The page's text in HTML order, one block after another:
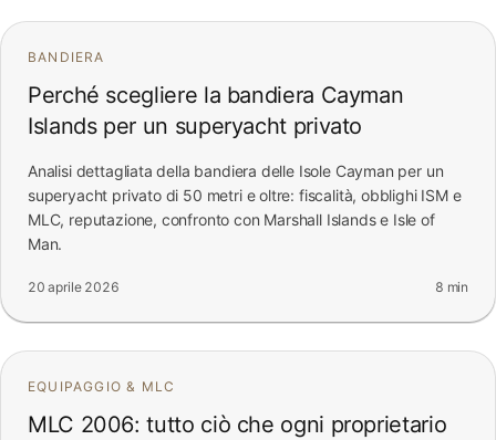
BANDIERA
Perché scegliere la bandiera Cayman
Islands per un superyacht privato
Analisi dettagliata della bandiera delle Isole Cayman per un
superyacht privato di 50 metri e oltre: fiscalità, obblighi ISM e
MLC, reputazione, confronto con Marshall Islands e Isle of
Man.
20 aprile 2026 8 min
EQUIPAGGIO & MLC
MLC 2006: tutto ciò che ogni proprietario